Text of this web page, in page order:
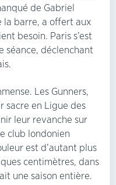
de Gabriel
la barre, a offert aux
besoin. Paris s’est
séance, déclenchant
Les Gunners,
sacre en Ligue des
leur revanche sur
club londonien
est d’autant plus
centimètres, dans
une saison entière.